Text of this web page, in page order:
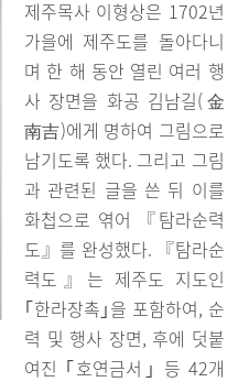
제주목사 이형상은 1702년
가을에 제주도를 돌아다니
며 한 해 동안 열린 여러 행
사 장면을 화공 김남길(金
南吉)에게 명하여 그림으로
남기도록 했다. 그리고 그림
과 관련된 글을 쓴 뒤 이를
화첩으로 엮어 『탐라순력
도』를 완성했다. 『탐라순
력도』는 제주도 지도인
｢한라장촉｣을 포함하여, 순
력 및 행사 장면, 후에 덧붙
여진 ｢호연금서｣ 등 42개